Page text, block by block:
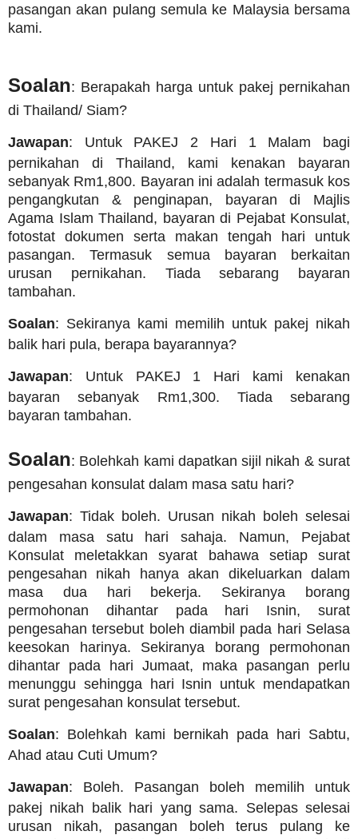
pasangan akan pulang semula ke Malaysia bersama
kami.
Soalan: Berapakah harga untuk pakej pernikahan
di Thailand/ Siam?
Jawapan: Untuk PAKEJ 2 Hari 1 Malam bagi
pernikahan di Thailand, kami kenakan bayaran
sebanyak Rm1,800. Bayaran ini adalah termasuk kos
pengangkutan & penginapan, bayaran di Majlis
Agama Islam Thailand, bayaran di Pejabat Konsulat,
fotostat dokumen serta makan tengah hari untuk
pasangan. Termasuk semua bayaran berkaitan
urusan pernikahan. Tiada sebarang bayaran
tambahan.
Soalan: Sekiranya kami memilih untuk pakej nikah
balik hari pula, berapa bayarannya?
Jawapan: Untuk PAKEJ 1 Hari kami kenakan
bayaran sebanyak Rm1,300. Tiada sebarang
bayaran tambahan.
Soalan: Bolehkah kami dapatkan sijil nikah & surat
pengesahan konsulat dalam masa satu hari?
Jawapan: Tidak boleh. Urusan nikah boleh selesai
dalam masa satu hari sahaja. Namun, Pejabat
Konsulat meletakkan syarat bahawa setiap surat
pengesahan nikah hanya akan dikeluarkan dalam
masa dua hari bekerja. Sekiranya borang
permohonan dihantar pada hari Isnin, surat
pengesahan tersebut boleh diambil pada hari Selasa
keesokan harinya. Sekiranya borang permohonan
dihantar pada hari Jumaat, maka pasangan perlu
menunggu sehingga hari Isnin untuk mendapatkan
surat pengesahan konsulat tersebut.
Soalan: Bolehkah kami bernikah pada hari Sabtu,
Ahad atau Cuti Umum?
Jawapan: Boleh. Pasangan boleh memilih untuk
pakej nikah balik hari yang sama. Selepas selesai
urusan nikah, pasangan boleh terus pulang ke